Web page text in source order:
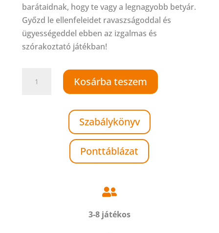
barátaidnak, hogy te vagy a legnagyobb betyár.
Győzd le ellenfeleidet ravaszságoddal és
ügyességeddel ebben az izgalmas és
szórakoztató játékban!
mennyiség
Kosárba teszem
Szabálykönyv
Ponttáblázat

3-8 játékos